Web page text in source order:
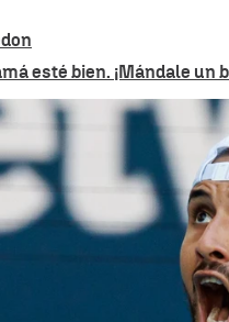
esté bien. ¡Mándale un
Horario y dónde ver el partido de